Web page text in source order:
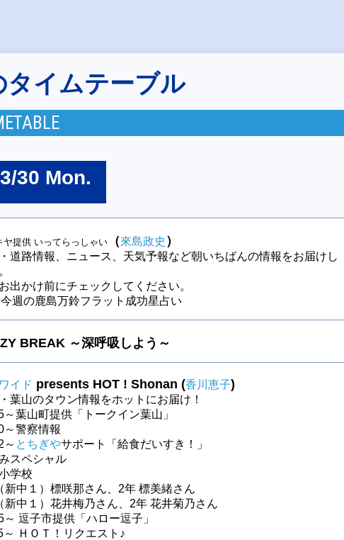
タイムテーブル
30 Mon.
ヤ提供 いってらっしゃい （來島政史 ）
道路情報、ニュース、天気予報など朝いちばんの情報をお届けし
出かけ前にチェックしてください。
週の鹿島万鈴フラット成功星占い
BREAK ～深呼吸しよう～
イド presents HOT ! Shonan (香川恵子)
葉山のタウン情報をホットにお届け！
～葉山町提供「トークイン葉山」
～警察情報
～ とちぎやサポート「給食だいすき！」
スペシャル
学校
新中１）標咲那さん、2年 標美緒さん
新中１）花井梅乃さん、2年 花井菊乃さん
～ 逗子市提供「ハロー逗子」
～ ＨＯＴ！リクエスト♪